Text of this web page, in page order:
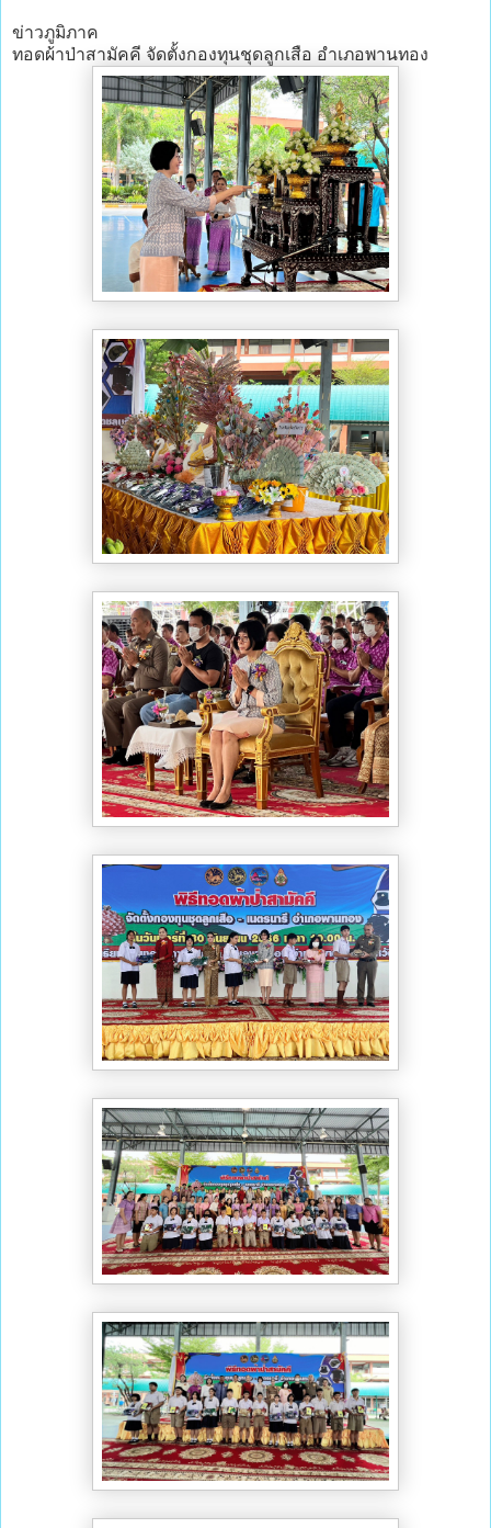
ข่าวภูมิภาค
ทอดผ้าป่าสามัคคี จัดตั้งกองทุนชุดลูกเสือ อำเภอพานทอง